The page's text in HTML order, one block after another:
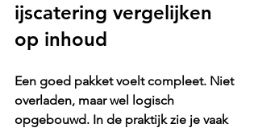
ijscatering vergelijken
op inhoud
Een goed pakket voelt compleet. Niet
overladen, maar wel logisch
opgebouwd. In de praktijk zie je vaak